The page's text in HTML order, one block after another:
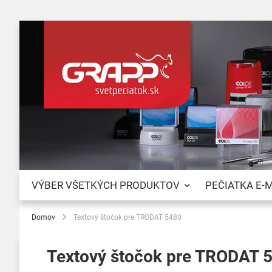
VÝBER VŠETKÝCH PRODUKTOV PEČIATKA E-
Domov Textový štočok pre TRODAT 5480
Textový štočok pre TRODAT